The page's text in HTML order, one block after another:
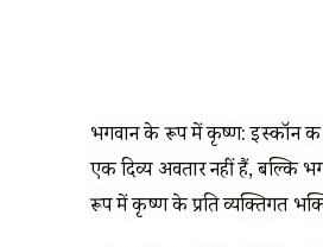
भगवान के रूप में कृष्ण: इस्कॉन की
एक दिव्य अवतार नहीं हैं, बल्कि
रूप में कृष्ण के प्रति व्यक्तिगत